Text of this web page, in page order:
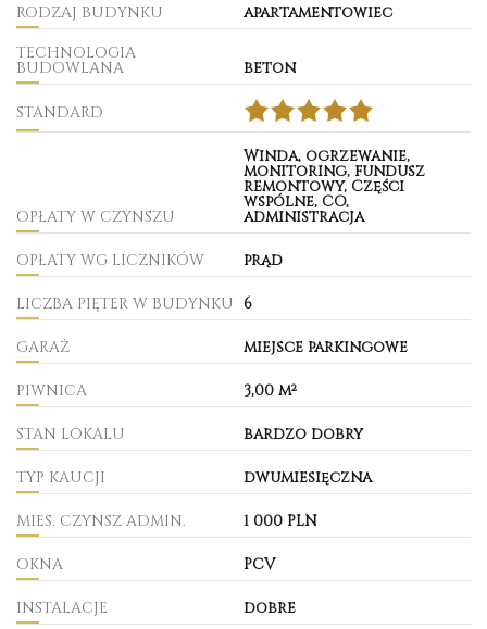
RODZAJ BUDYNKU
apartamentowiec
TECHNOLOGIA
BUDOWLANA beton
STANDARD
OPŁATY W CZYNSZU
Winda, ogrzewanie,
monitoring, fundusz
remontowy, Części
wspólne, CO,
administracja
OPŁATY WG LICZNIKÓW prąd
LICZBA PIĘTER W BUDYNKU 6
GARAŻ miejsce parkingowe
PIWNICA 3,00 m²
STAN LOKALU bardzo dobry
TYP KAUCJI dwumiesięczna
MIES. CZYNSZ ADMIN. 1 000 PLN
OKNA PCV
INSTALACJE dobre